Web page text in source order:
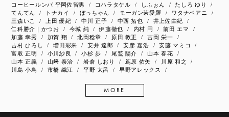
コーヒールンバ 平岡佐智男
コハラタケル しふぉん
たしろ ゆり
てんてん
トナカイ ぼっちゃん モーガン茉愛羅
ワタナベアニ
三森いこ
上田 優紀 中川 正子 中西 拓也
井上佐由紀
仁科勝介｜かつお
今城 純 伊藤徹也 内村 円
前田 エマ
加藤 幸秀
加賀 翔 北岡稔章 原田 教正
吉岡 栄一
吉村 ひろし
増田彩来 安井 達郎 安彦 嘉浩
安藤 マミコ
富取 正明
小川紗良 小杉 歩 尾鷲 陽介
山本 春花
山本 正義
山﨑 泰治 岩倉 しおり 嶌原 佑矢
川原 和之
川島 小鳥
市橋 織江 平野 太呂 早野アレックス
MORE